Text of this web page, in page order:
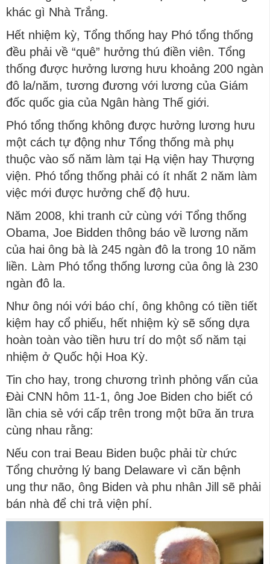
khác gì Nhà Trắng.
Hết nhiệm kỳ, Tổng thống hay Phó tổng thống
đều phải về “quê” hưởng thú điền viên. Tổng
thống được hưởng lương hưu khoảng 200 ngàn
đô la/năm, tương đương với lương của Giám
đốc quốc gia của Ngân hàng Thế giới.
Phó tổng thống không được hưởng lương hưu
một cách tự động như Tổng thống mà phụ
thuộc vào số năm làm tại Hạ viện hay Thượng
viện. Phó tổng thống phải có ít nhất 2 năm làm
việc mới được hưởng chế độ hưu.
Năm 2008, khi tranh cử cùng với Tổng thống
Obama, Joe Bidden thông báo về lương năm
của hai ông bà là 245 ngàn đô la trong 10 năm
liền. Làm Phó tổng thống lương của ông là 230
ngàn đô la.
Như ông nói với báo chí, ông không có tiền tiết
kiệm hay cổ phiếu, hết nhiệm kỳ sẽ sống dựa
hoàn toàn vào tiền hưu trí do một số năm tại
nhiệm ở Quốc hội Hoa Kỳ.
Tin cho hay, trong chương trình phỏng vấn của
Đài CNN hôm 11-1, ông Joe Biden cho biết có
lần chia sẻ với cấp trên trong một bữa ăn trưa
cùng nhau rằng:
Nếu con trai Beau Biden buộc phải từ chức
Tổng chưởng lý bang Delaware vì căn bệnh
ung thư não, ông Biden và phu nhân Jill sẽ phải
bán nhà để chi trả viện phí.